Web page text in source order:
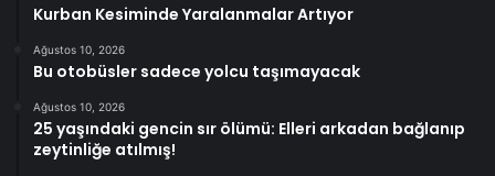
Kurban Kesiminde Yaralanmalar Artıyor
Ağustos 10, 2026
Bu otobüsler sadece yolcu taşımayacak
Ağustos 10, 2026
25 yaşındaki gencin sır ölümü: Elleri arkadan bağlanıp
zeytinliğe atılmış!